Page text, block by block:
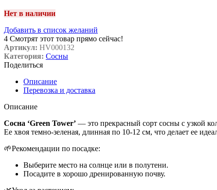
Нет в наличии
Добавить в список желаний
4 Смотрят этот товар прямо сейчас!
Артикул: HV000132
Категория: Сосны
Поделиться
Описание
Перевозка и доставка
Описание
Сосна ‘Green Tower’ — это прекрасный сорт сосны с узкой
Ее хвоя темно-зеленая, длинная по 10-12 см, что делает ее
🌱Рекомендации по посадке:
Выберите место на солнце или в полутени.
Посадите в хорошо дренированную почву.